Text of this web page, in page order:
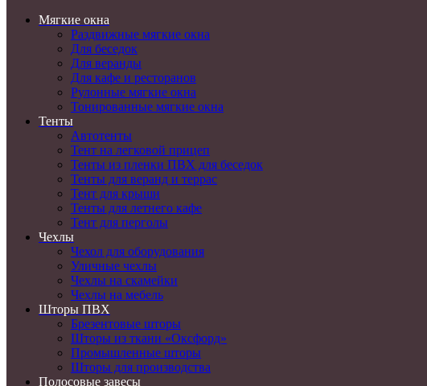
Мягкие окна
Раздвижные мягкие окна
Для беседок
Для веранды
Для кафе и ресторанов
Рулонные мягкие окна
Тонированные мягкие окна
Тенты
Автотенты
Тент на легковой прицеп
Тенты из пленки ПВХ для беседок
Тенты для веранд и террас
Тент для крыши
Тенты для летнего кафе
Тент для перголы
Чехлы
Чехол для оборудования
Уличные чехлы
Чехлы на скамейки
Чехлы на мебель
Шторы ПВХ
Брезентовые шторы
Шторы из ткани «Оксфорд»
Промышленные шторы
Шторы для производства
Полосовые завесы